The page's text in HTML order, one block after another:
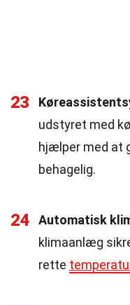
23
udstyret med
hjælper med at
behagelig.
24 Automatisk
klimaanlæg
rette